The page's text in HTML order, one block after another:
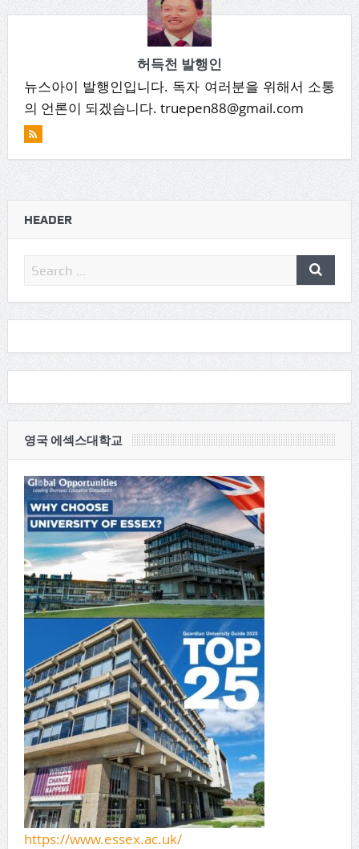
허득천 발행인
뉴스아이 발행인입니다. 독자 여러분을 위해서 소통
의 언론이 되겠습니다. truepen88@gmail.com
HEADER
영국 에섹스대학교
https://www.essex.ac.uk/